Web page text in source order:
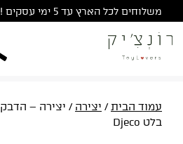
to
content
משלוחים לכל הארץ עד 5 ימי עסקים ! משלוח חינם מעל 400 ₪
עמוד הבית/ יצירה / יצירה –
בלט Djeco